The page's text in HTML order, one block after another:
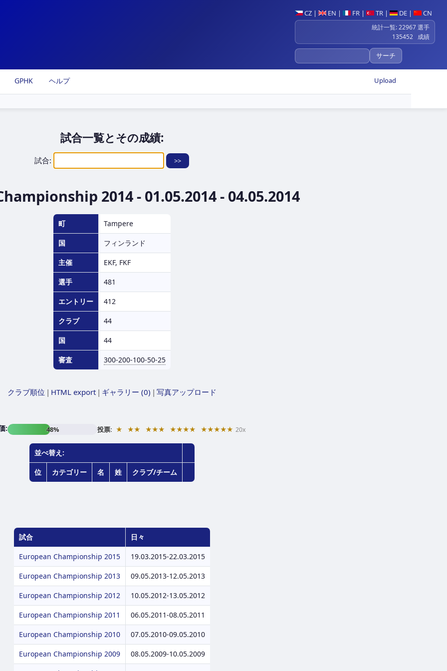
CZ | EN | FR | TR | DE | CN
統計一覧: 22967 選手
135452 成績
Upload
GPHK ヘルプ
試合一覧とその成績:
試合:
2014 - 01.05.2014 - 04.05.2014
町 Tampere
国 フィンランド
主催 EKF, FKF
選手 481
エントリー 412
クラブ 44
国 44
審査 300-200-100-50-25
クラブ順位 | HTML export | ギャラリー (0) | 写真アップロード
: 48% 投票: ★ ★★ ★★★ ★★★★ ★★★★★ 20x
並べ替え:
位 カテゴリー 名 姓 クラブ/チーム
試合 日々
European Championship 2015 19.03.2015-22.03.2015
European Championship 2013 09.05.2013-12.05.2013
European Championship 2012 10.05.2012-13.05.2012
European Championship 2011 06.05.2011-08.05.2011
European Championship 2010 07.05.2010-09.05.2010
European Championship 2009 08.05.2009-10.05.2009